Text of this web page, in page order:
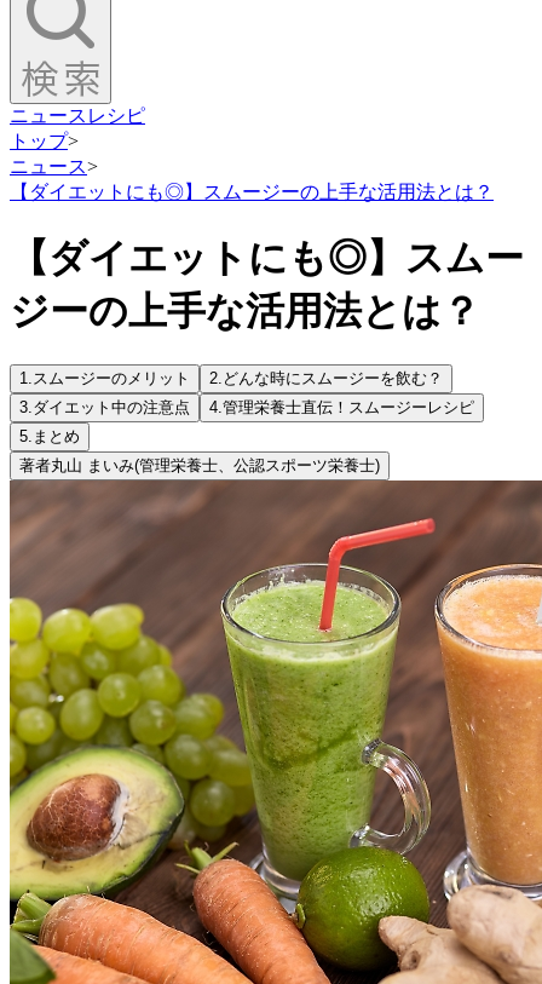
ニュース レシピ
トップ>
ニュース>
【ダイエットにも◎】スムージーの上手な活用法とは？
【ダイエットにも◎】スムー
ジーの上手な活用法とは？
1.スムージーのメリット 2. どんな時にスムージーを飲む？
3.ダイエット中の注意点 4.管理栄養士直伝！スムージーレシピ
5. まとめ
著者丸山 まいみ(管理栄養士、公認スポーツ栄養士)